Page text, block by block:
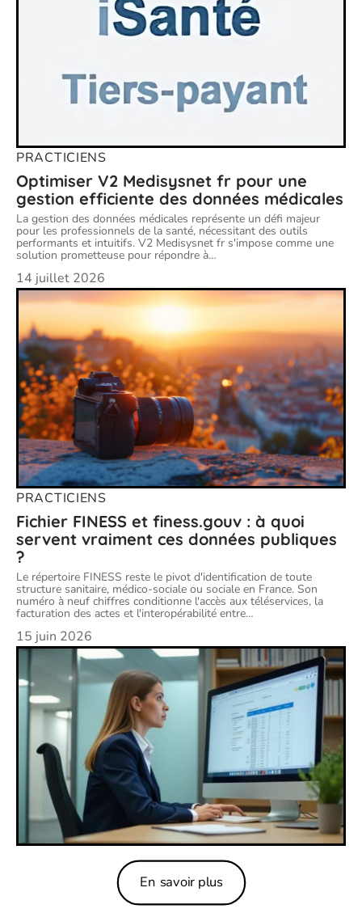
PRACTICIENS
Optimiser V2 Medisysnet fr pour une
gestion efficiente des données médicales
La gestion des données médicales représente un défi majeur
pour les professionnels de la santé, nécessitant des outils
performants et intuitifs. V2 Medisysnet fr s'impose comme une
solution prometteuse pour répondre à…
14 juillet 2026
PRACTICIENS
Fichier FINESS et finess.gouv : à quoi
servent vraiment ces données publiques
?
Le répertoire FINESS reste le pivot d'identification de toute
structure sanitaire, médico-sociale ou sociale en France. Son
numéro à neuf chiffres conditionne l'accès aux téléservices, la
facturation des actes et l'interopérabilité entre…
15 juin 2026
En savoir plus